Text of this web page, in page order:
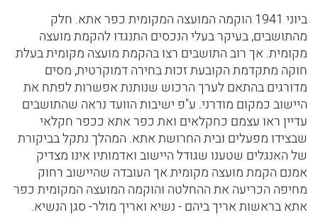
ביוני 1941 הוקמה המועצה המקומית כפר אתא. חלק
מהתושבים, בעיקר בעלי הנכסים התנגדו להקמת מועצה
מקומית. אך רוב התושבים רצו בהקמת מועצה מקומית בעלת
חוקה מתקדמת הקובעת זכות בחירה דמוקרטית, מסים
מדורגים בהתאם לערך הרכוש שנותנת אפשרות לפתח את
היישוב כמקום מודרני. ע"פ ישיבות הוועד נראה שהתושבים
עדיין ראו עצמם כחקלאים ואת כפר אתא ככפר חקלאי
שבצידו מפעלים ובית החרושת אתא. המהלך נתקל בביקורת
של האנגלים שטענו שגודל היישוב ואדמותיו אינו מצדיק
אמנם הקמת מועצה מקומית אך העובדה שהיישוב רחוק
מחיפה הכריעה את ההחלטה והוקמה המועצה המקומית כפר
אתא בראשות אריך ביהם - נשיא ואריך מולר- סגן הנשיא.